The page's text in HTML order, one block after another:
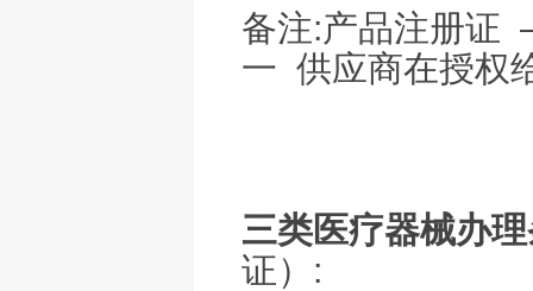
备注:产品注册
一 供应商在授权
三类医疗器械办
证）: